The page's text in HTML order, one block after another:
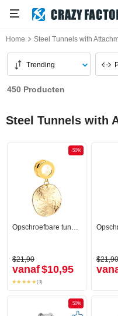
Home Steel Tunnels with
Trending
450 Producten
Steel Tunnels with
-50%
Opschroefbare tunnel (staal, goud, glanzende afwerking)
$21,90
vanaf$10,95
(3)
$21,90
-50%